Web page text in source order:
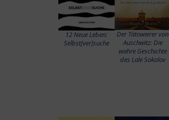
12 Neue Leben:
Selbst[ver]suche
Der Tätowierer von
Auschwitz: Die
wahre Geschichte
des Lale Sokolov